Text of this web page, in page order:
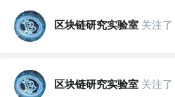
区块链研究实验室 关注了
区块链研究实验室 关注了